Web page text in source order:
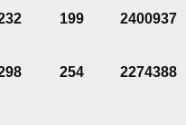
199 2400937
254 2274388